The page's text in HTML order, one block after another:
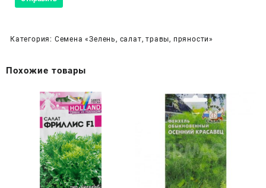
Категория: Семена «Зелень, салат, травы, пряности»
Похожие товары